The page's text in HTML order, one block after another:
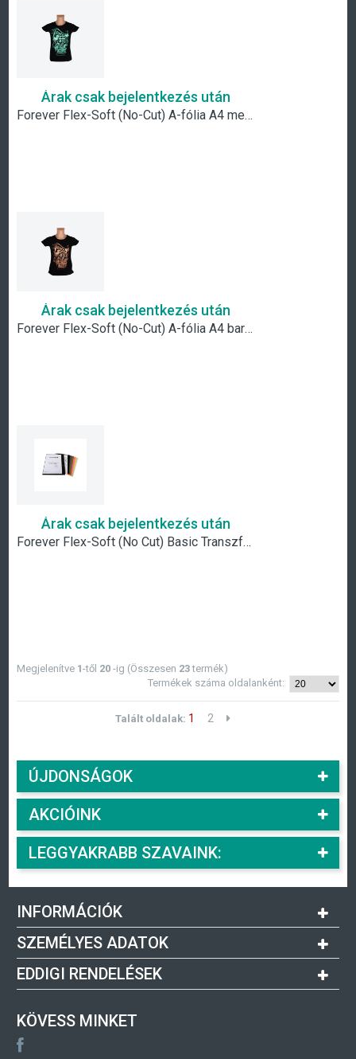
Árak csak bejelentkezés után
Forever Flex-Soft (No-Cut) A-fólia A4 metál zöld
Árak csak bejelentkezés után
Forever Flex-Soft (No-Cut) A-fólia A4 barna metál
Árak csak bejelentkezés után
Forever Flex-Soft (No Cut) Basic Transzferpapír készlet
Megjelenítve 1-től 20-ig (Összesen 23termék)
Termékek száma oldalanként:
Talált oldalak: 1 2
ÚJDONSÁGOK
AKCIÓINK
LEGGYAKRABB SZAVAINK:
INFORMÁCIÓK
SZEMÉLYES ADATOK
EDDIGI RENDELÉSEK
KÖVESS MINKET